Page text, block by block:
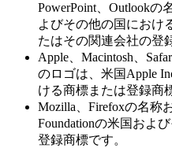
PowerPoint、Outlook
よびその他の国におけ
たはその関連会社の登
Apple、Macintosh、
のロゴは、米国Apple
ける商標または登録商
Mozilla、Firefoxの名称
Foundationの米国およ
登録商標です。